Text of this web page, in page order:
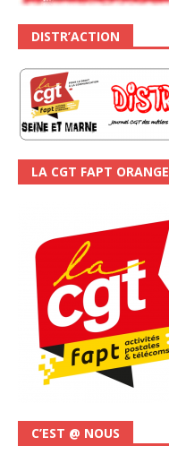
DISTR’ACTION
LA CGT FAPT ORANGE
C’EST @ NOUS